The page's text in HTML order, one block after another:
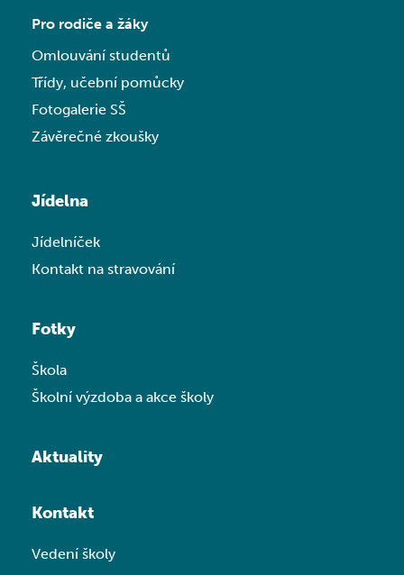
Pro rodiče a žáky
Omlouvání studentů
Třídy, učební pomůcky
Fotogalerie SŠ
Závěrečné zkoušky
Jídelna
Jídelníček
Kontakt na stravování
Fotky
Škola
Školní výzdoba a akce školy
Aktuality
Kontakt
Vedení školy